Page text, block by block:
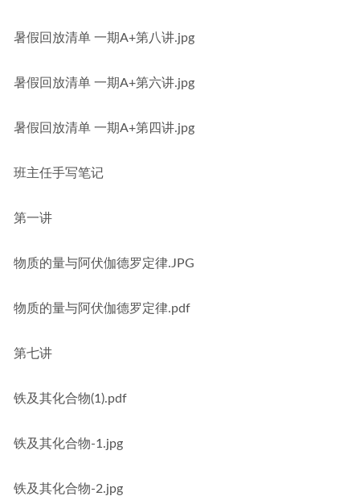
暑假回放清单 一期A+第八讲.jpg
暑假回放清单 一期A+第六讲.jpg
暑假回放清单 一期A+第四讲.jpg
班主任手写笔记
第一讲
物质的量与阿伏伽德罗定律.JPG
物质的量与阿伏伽德罗定律.pdf
第七讲
铁及其化合物(1).pdf
铁及其化合物-1.jpg
铁及其化合物-2.jpg